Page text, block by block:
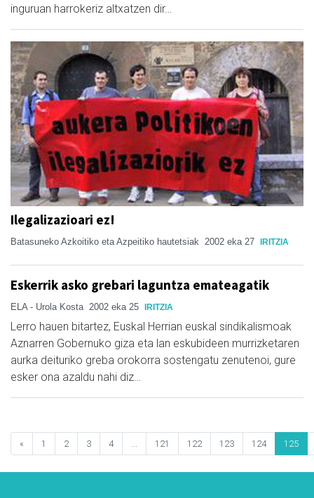
inguruan harrokeriz altxatzen dir…
Ilegalizazioari ez!
Batasuneko Azkoitiko eta Azpeitiko hautetsiak 2002 eka 27 IRITZIA
Eskerrik asko grebari laguntza emateagatik
ELA - Urola Kosta 2002 eka 25 IRITZIA
Lerro hauen bitartez, Euskal Herrian euskal sindikalismoak
Aznarren Gobernuko giza eta lan eskubideen murrizketaren
aurka deituriko greba orokorra sostengatu zenutenoi, gure
esker ona azaldu nahi diz…
« 1 2 3 4 ... 121 122 123 124 125